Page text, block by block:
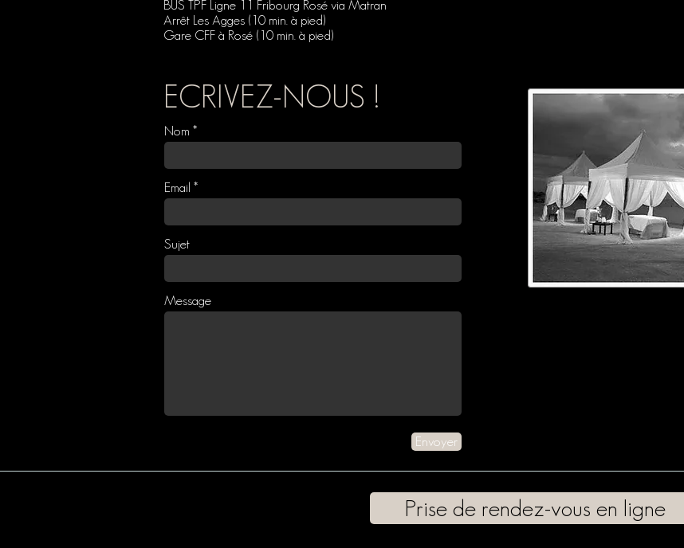
BUS TPF Ligne 11 Fribourg Rosé via Matran
Arrêt Les Agges (10 min. à pied)
Gare CFF à Rosé (10 min. à pied)
ECRIVEZ-NOUS !
Nom
Email
Sujet
Message
Envoyer
Prise de rendez-vous en ligne